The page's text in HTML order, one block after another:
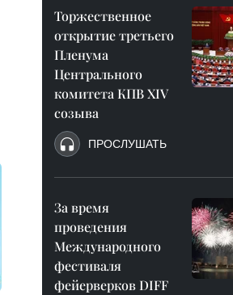
Торжественное
открытие третьего
Пленума
Центрального
комитета КПВ XIV
созыва
ПРОСЛУШАТЬ
За время
проведения
Международного
фестиваля
фейерверков DIFF